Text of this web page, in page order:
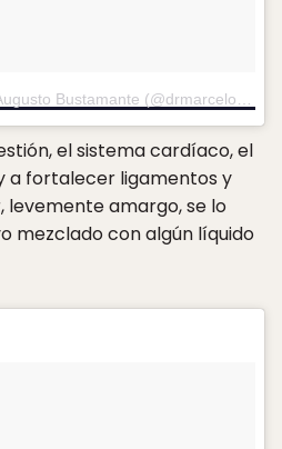
el sistema cardíaco, el
a fortalecer ligamentos y
levemente amargo, se lo
mezclado con algún líquido